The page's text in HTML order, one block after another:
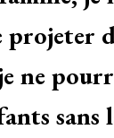
projeter
ne